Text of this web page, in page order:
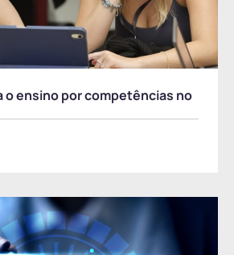
o ensino por competências no